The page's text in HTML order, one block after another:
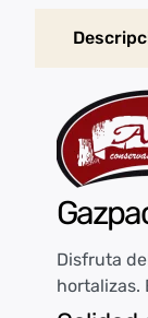
Disfruta
hortalizas.